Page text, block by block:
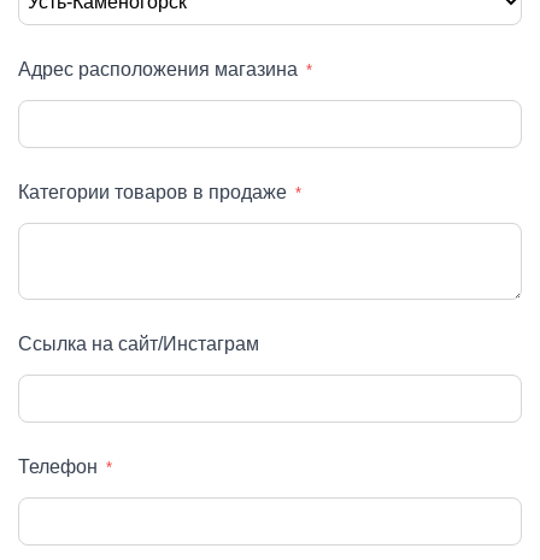
Адрес расположения магазина
Категории товаров в продаже
Ссылка на сайт/Инстаграм
Телефон